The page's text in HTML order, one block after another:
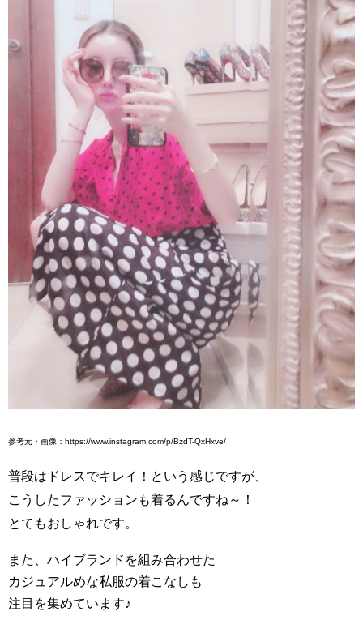
参考元・画像：https://www.instagram.com/p/BzdT-QxHxve/
普段はドレスでキレイ！という感じですが、
こうしたファッションも着るんですね～！
とてもおしゃれです。
また、ハイブランドを組み合わせた
カジュアルめな私服の着こなしも
注目を集めています♪